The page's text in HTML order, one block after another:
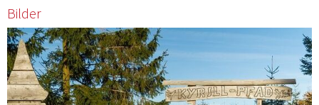
Bilder